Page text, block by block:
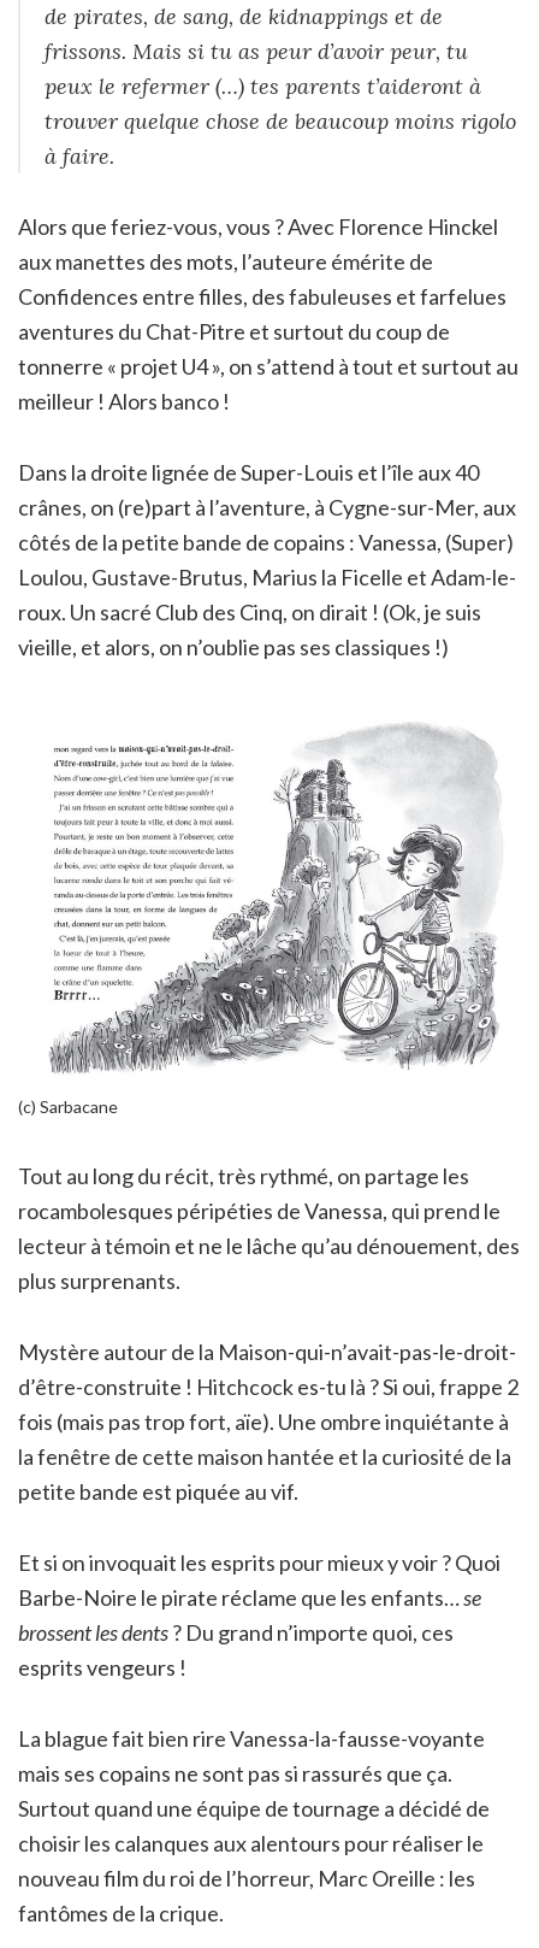
de pirates, de sang, de kidnappings et de
frissons. Mais si tu as peur d’avoir peur, tu
peux le refermer (…) tes parents t’aideront à
trouver quelque chose de beaucoup moins rigolo
à faire.
Alors que feriez-vous, vous ? Avec Florence Hinckel
aux manettes des mots, l’auteure émérite de
Confidences entre filles, des fabuleuses et farfelues
aventures du Chat-Pitre et surtout du coup de
tonnerre « projet U4 », on s’attend à tout et surtout au
meilleur ! Alors banco !
Dans la droite lignée de Super-Louis et l’île aux 40
crânes, on (re)part à l’aventure, à Cygne-sur-Mer, aux
côtés de la petite bande de copains : Vanessa, (Super)
Loulou, Gustave-Brutus, Marius la Ficelle et Adam-le-
roux. Un sacré Club des Cinq, on dirait ! (Ok, je suis
vieille, et alors, on n’oublie pas ses classiques !)
(c) Sarbacane
Tout au long du récit, très rythmé, on partage les
rocambolesques péripéties de Vanessa, qui prend le
lecteur à témoin et ne le lâche qu’au dénouement, des
plus surprenants.
Mystère autour de la Maison-qui-n’avait-pas-le-droit-
d’être-construite ! Hitchcock es-tu là ? Si oui, frappe 2
fois (mais pas trop fort, aïe). Une ombre inquiétante à
la fenêtre de cette maison hantée et la curiosité de la
petite bande est piquée au vif.
Et si on invoquait les esprits pour mieux y voir ? Quoi
Barbe-Noire le pirate réclame que les enfants…se
brossent les dents? Du grand n’importe quoi, ces
esprits vengeurs !
La blague fait bien rire Vanessa-la-fausse-voyante
mais ses copains ne sont pas si rassurés que ça.
Surtout quand une équipe de tournage a décidé de
choisir les calanques aux alentours pour réaliser le
nouveau film du roi de l’horreur, Marc Oreille : les
fantômes de la crique.